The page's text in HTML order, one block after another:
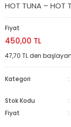
HOT TUNA – HOT
Fiyat
450,00 TL
47,70 TL den
Kategori
Stok Kodu
Fiyat